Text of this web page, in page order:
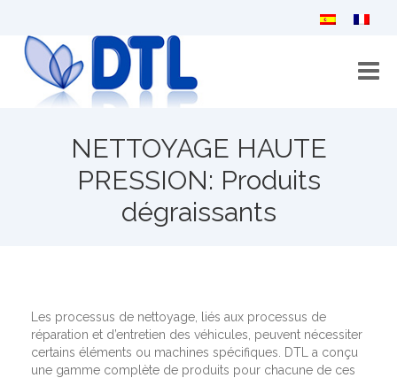
Qui sommes-nous?
NETTOYAGE HAUTE
PRESSION: Produits
dégraissants
Les processus de nettoyage, liés aux processus de
réparation et d’entretien des véhicules, peuvent nécessiter
certains éléments ou machines spécifiques. DTL a conçu
une gamme complète de produits pour chacune de ces